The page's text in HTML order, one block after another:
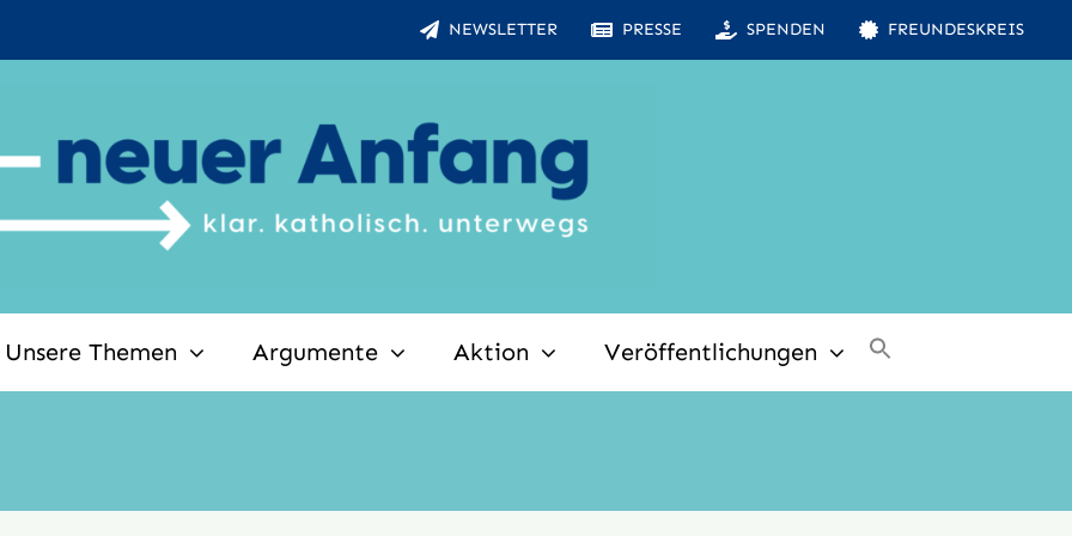
NEWSLETTER PRESSE SPENDEN FREUNDESKREIS
Unsere Themen Argumente Aktion Veröffentlichungen